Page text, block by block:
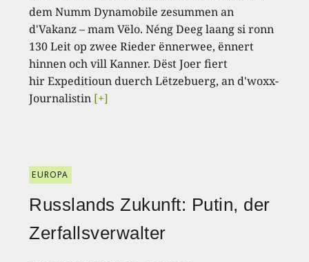
dem Numm Dynamobile zesummen an
d'Vakanz – mam Vëlo. Néng Deeg laang si ronn
130 Leit op zwee Rieder ënnerwee, ënnert
hinnen och vill Kanner. Dëst Joer fiert
hir Expeditioun duerch Lëtzebuerg, an d'woxx-
Journalistin [+]
EUROPA
Russlands Zukunft: Putin, der
Zerfallsverwalter